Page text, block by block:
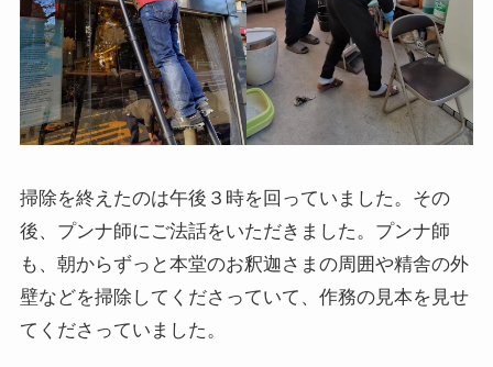
掃除を終えたのは午後３時を回っていました。その
後、プンナ師にご法話をいただきました。プンナ師
も、朝からずっと本堂のお釈迦さまの周囲や精舎の外
壁などを掃除してくださっていて、作務の見本を見せ
てくださっていました。